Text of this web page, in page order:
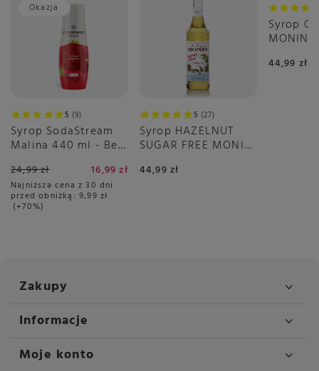
Okazja
5 9
Syrop SodaStream
Malina 440 ml - Bez
24,99 zł 16,99 zł
Najniższa cena z 30 dni
przed obniżką: 9,99 zł
+70%
5 27
Syrop HAZELNUT
SUGAR FREE MONIN
44,99 zł
Syrop
MONIN
44,99 zł
Zakupy
Informacje
Moje konto